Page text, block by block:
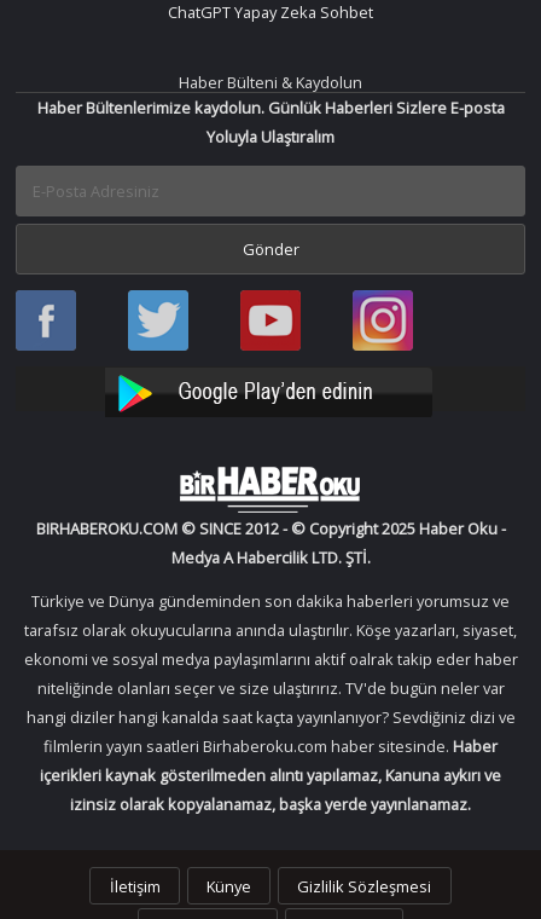
ChatGPT Yapay Zeka Sohbet
Haber Bülteni & Kaydolun
Haber Bültenlerimize kaydolun. Günlük Haberleri Sizlere E-posta
Yoluyla Ulaştıralım
Haber
Oku
Haber
Oku
Bir
Haber
YouTube
Bir
Haber
Instagram
BIRHABEROKU.COM © SINCE 2012 - © Copyright 2025 Haber Oku -
Medya A Habercilik LTD. ŞTİ.
Türkiye ve Dünya gündeminden son dakika haberleri yorumsuz ve
tarafsız olarak okuyucularına anında ulaştırılır. Köşe yazarları, siyaset,
ekonomi ve sosyal medya paylaşımlarını aktif oalrak takip eder haber
niteliğinde olanları seçer ve size ulaştırırız. TV'de bugün neler var
hangi diziler hangi kanalda saat kaçta yayınlanıyor? Sevdiğiniz dizi ve
filmlerin yayın saatleri Birhaberoku.com haber sitesinde. Haber
içerikleri kaynak gösterilmeden alıntı yapılamaz, Kanuna aykırı ve
izinsiz olarak kopyalanamaz, başka yerde yayınlanamaz.
İletişim Künye
Gizlilik Sözleşmesi